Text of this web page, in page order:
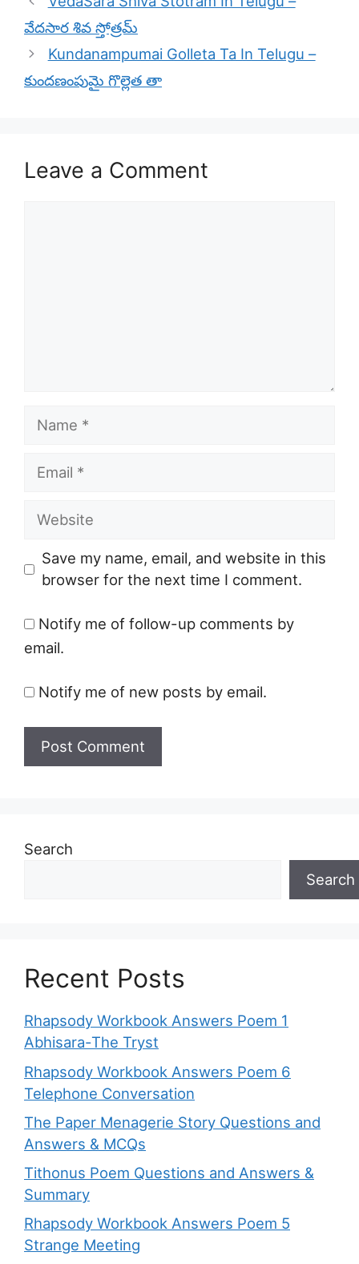
వేదసార శివ స్తోత్రమ్
Kundanampumai Golleta Ta In Telugu –
కుందణంపుమై గొల్లెత తా
Leave a Comment
Name
Email
Website
Save my name, email, and website in this
browser for the next time I comment.
Notify me of follow-up comments by
email.
Notify me of new posts by email.
Search
Search
Recent Posts
Rhapsody Workbook Answers Poem 1
Abhisara-The Tryst
Rhapsody Workbook Answers Poem 6
Telephone Conversation
The Paper Menagerie Story Questions and
Answers & MCQs
Tithonus Poem Questions and Answers &
Summary
Rhapsody Workbook Answers Poem 5
Strange Meeting